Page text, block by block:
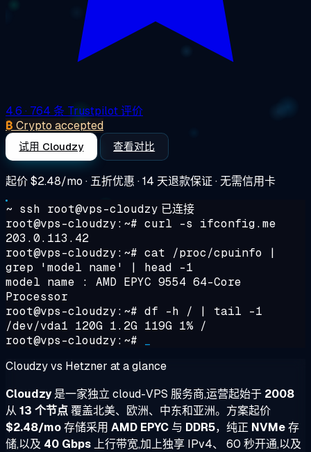
4.6 · 764 条 Trustpilot 评价
₿ Crypto accepted
试用 Cloudzy 查看对比
起价$2.48/mo · 五折优惠 · 14 天退款保证 · 无需信用卡
~ ssh root@vps-cloudzy 已连接
root@vps-cloudzy:~# curl -s ifconfig.me
203.0.113.42
root@vps-cloudzy:~# cat /proc/cpuinfo |
grep 'model name' | head -1
model name : AMD EPYC 9554 64-Core
Processor
root@vps-cloudzy:~# df -h / | tail -1
/dev/vda1 120G 1.2G 119G 1% /
root@vps-cloudzy:~#
Cloudzy vs Hetzner at a glance
Cloudzy是一家独立 cloud-VPS 服务商,运营起始于 2008
从 13 个节点覆盖北美、欧洲、中东和亚洲。方案起价
$2.48/mo存储采用 AMD EPYC 与 DDR5，纯正 NVMe存
储,以及 40 Gbps 上行带宽,加上独享 IPv4、 60 秒开通,以及